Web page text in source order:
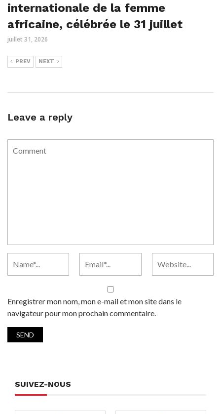
internationale de la femme
africaine, célébrée le 31 juillet
juillet 31, 2026
PREV NEXT
Leave a reply
Enregistrer mon nom, mon e-mail et mon site dans le
navigateur pour mon prochain commentaire.
SUIVEZ-NOUS